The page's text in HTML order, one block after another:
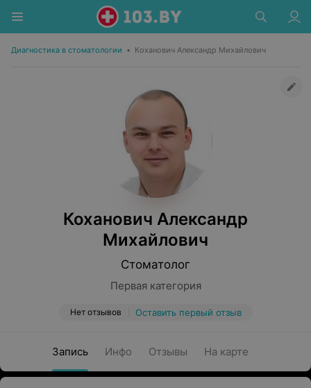
Диагностика в стоматологии • Коханович Александр Михайлович
Коханович Александр
Михайлович
Стоматолог
Первая категория
Нет отзывов Оставить первый отзыв
Запись Инфо Отзывы На карте